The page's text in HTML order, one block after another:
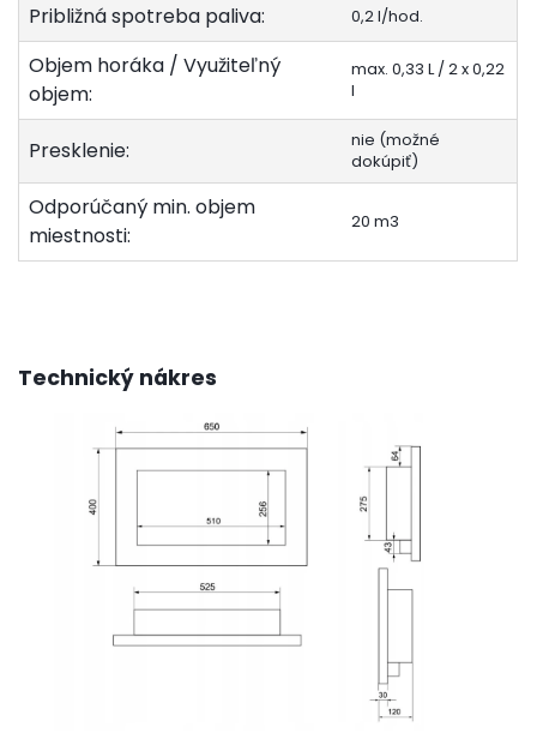
Približná spotreba paliva: 0,2 l/hod.
Objem horáka / Využiteľný
objem:
max. 0,33 L / 2 x 0,22
l
Presklenie:
nie (možné
dokúpiť)
Odporúčaný min. objem
miestnosti:
20 m3
Technický nákres